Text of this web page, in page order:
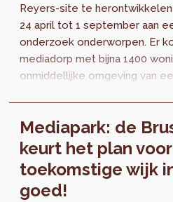
Reyers-site te
24 april tot 1 september aan
onderzoek onderworpen. Er
mediadorp met bijna 1400
onmiddellijke omgeving van
blijft voor het behoud van de
Een primeur midden in de stad!
Mediapark: de
keurt het plan
toekomstige wijk
goed!